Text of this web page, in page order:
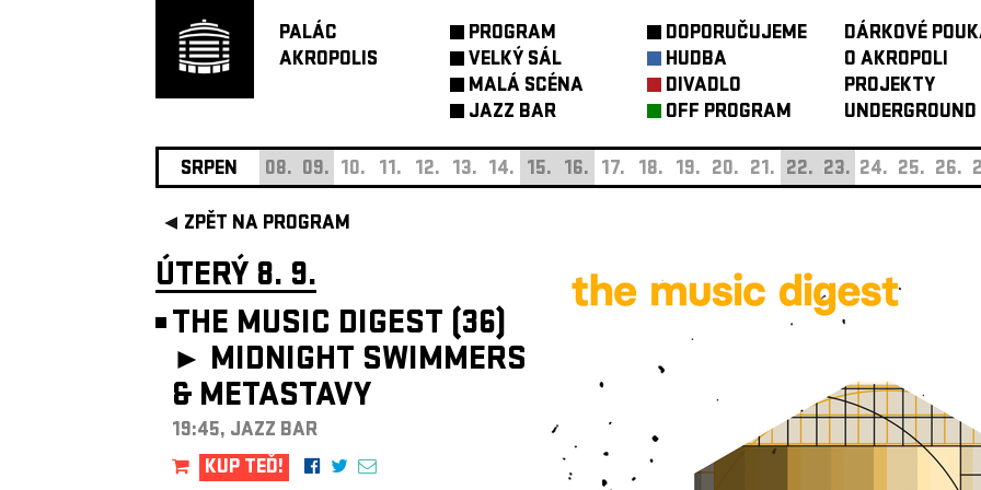
PALÁC
AKROPOLIS
PROGRAM
VELKÝ SÁL
MALÁ SCÉNA
JAZZ BAR
DOPORUČUJEME
HUDBA
DIVADLO
OFF PROGRAM
DÁRKOVÉ
O AKROPOLI
PROJEKTY
UNDERGROUND
SRPEN 08. 09. 10. 11. 12. 13. 14. 15. 16. 17. 18. 19. 20. 21. 22. 23. 24. 25. 26.
ZPĚT NA PROGRAM
ÚTERÝ 8. 9.
THE MUSIC DIGEST (36)
► MIDNIGHT SWIMMERS
& METASTAVY
19:45, JAZZ BAR
KUP TEĎ!